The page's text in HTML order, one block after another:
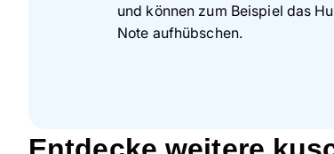
und können zum Beispiel das
Note aufhübschen.